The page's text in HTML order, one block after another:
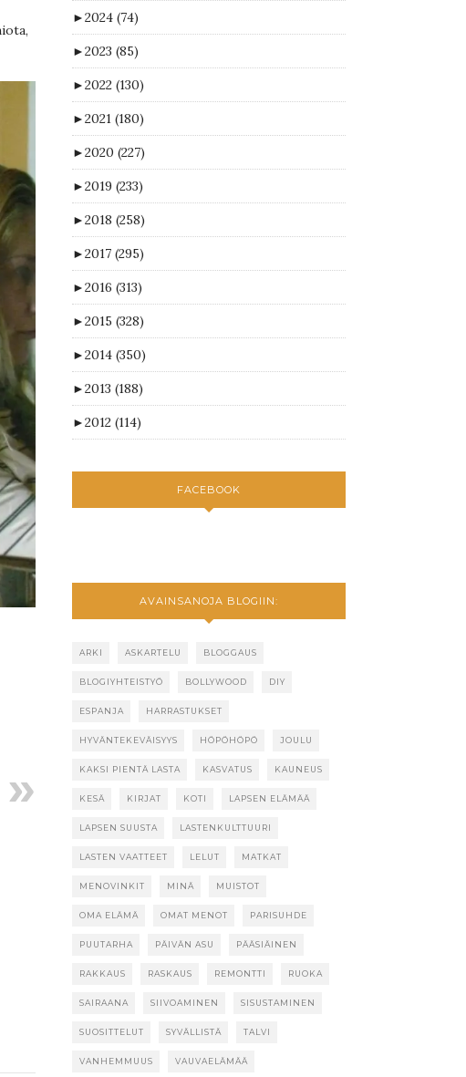
►2024 (74)
►2023 (85)
►2022 (130)
►2021 (180)
►2020 (227)
►2019 (233)
►2018 (258)
►2017 (295)
►2016 (313)
►2015 (328)
►2014 (350)
►2013 (188)
►2012 (114)
FACEBOOK
AVAINSANOJA BLOGIIN:
ARKI ASKARTELU BLOGGAUS
BLOGIYHTEISTYÖ BOLLYWOOD DIY
ESPANJA HARRASTUKSET
HYVÄNTEKEVÄISYYS HÖPÖHÖPÖ JOULU
KAKSI PIENTÄ LASTA KASVATUS KAUNEUS
KESÄ KIRJAT KOTI LAPSEN ELÄMÄÄ
LAPSEN SUUSTA LASTENKULTTUURI
LASTEN VAATTEET LELUT MATKAT
MENOVINKIT MINÄ MUISTOT
OMA ELÄMÄ OMAT MENOT PARISUHDE
PUUTARHA PÄIVÄN ASU PÄÄSIÄINEN
RAKKAUS RASKAUS REMONTTI RUOKA
SAIRAANA SIIVOAMINEN SISUSTAMINEN
SUOSITTELUT SYVÄLLISTÄ TALVI
VANHEMMUUS VAUVAELÄMÄÄ